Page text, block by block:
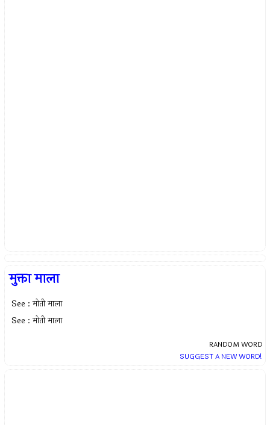
मुक्ता माला
See : मोती माला
See : मोती माला
RANDOM WORD
SUGGEST A NEW WORD!